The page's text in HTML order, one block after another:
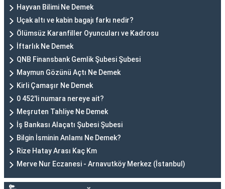
Hayvan Bilimi Ne Demek
Uçak altı ve kabin bagajı farkı nedir?
Ölümsüz Karanfiller Oyuncuları ve Kadrosu
İftarlık Ne Demek
QNB Finansbank Gemlik Şubesi Şubesi
Maymun Gözünü Açtı Ne Demek
Kirli Çamaşır Ne Demek
0 452'li numara nereye ait?
Meşruten Tahliye Ne Demek
İş Bankası Alaçatı Şubesi Şubesi
Bilgin İsminin Anlamı Ne Demek?
Rize Hatay Arası Kaç Km
Merve Nur Eczanesi - Arnavutköy Merkez (İstanbul)